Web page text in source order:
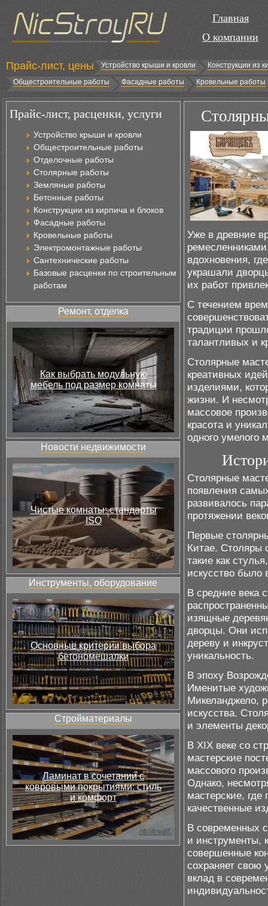
Главная
О компании
Прайс-лист, цены Устройство крыши и кровли
Конструкции из
Общестроительные работы
Фасадные работы Кровельные работы
Прайс-лист, расценки, услуги
Устройство крыши и кровли
Общестроительные работы
Отделочные работы
Столярные работы
Земляные работы
Бетонные работы
Конструкции из кирпича и блоков
Фасадные работы
Кровельные работы
Электромонтажные работы
Сантехнические работы
Базовые расценки по строительным
работам
Ремонт, отделка
Как выбрать модульную
мебель под размер комнаты
Новости недвижимости
Чистые комнаты: стандарты
ISO
Инструменты, оборудование
Основные критерии выбора
бетономешалки
Стройматериалы
Ламинат в сочетании с
ковровыми покрытиями: стиль
и комфорт
Уже в древние
вдохновения,
украшали
их работ
С течением
традиции
талантливых и
Столярные
креативных
изделиями,
жизни. И
массовое
красота и
одного умелого
Столярные
появления
развивалось
протяжении
Первые
Китае. Столяры
такие как
искусство было
В средние века
изящные
дворцы. Они
дереву и
уникальность.
В эпоху
Именитые
Микеланджело,
искусства.
и элементы
В XIX веке со
мастерские
массового
Однако,
мастерские,
качественные
В современных
и инструменты,
совершенные
сохраняет свою
вклад в